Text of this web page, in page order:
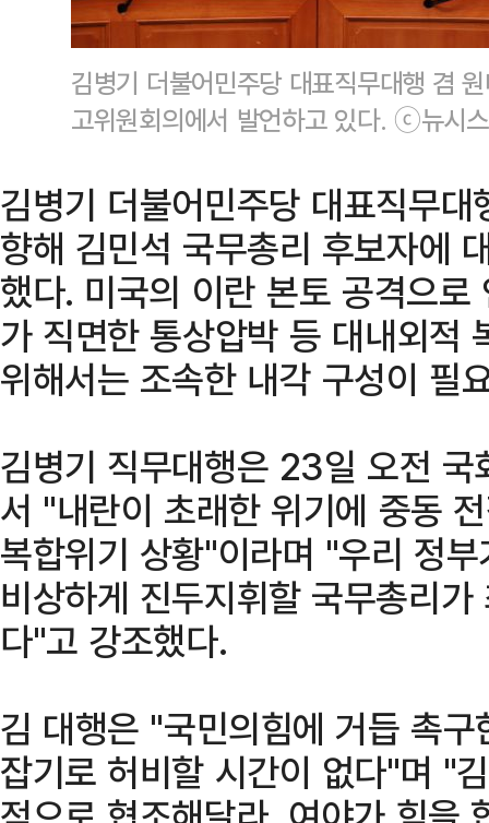
김병기 더불어민주당 대표직무대행 겸
고위원회의에서 발언하고 있다. ⓒ뉴시스
김병기 더불어민주당 대표직무
향해 김민석 국무총리 후보자에
했다. 미국의 이란 본토 공격으
가 직면한 통상압박 등 대내외적
위해서는 조속한 내각 구성이 필
김병기 직무대행은 23일 오전 국
서 "내란이 초래한 위기에 중동
복합위기 상황"이라며 "우리 정
비상하게 진두지휘할 국무총리
다"고 강조했다.
김 대행은 "국민의힘에 거듭 촉
잡기로 허비할 시간이 없다"며 "